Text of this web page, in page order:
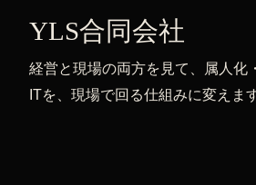
YLS合同会社
経営と現場の両方を見て、属人化
ITを、現場で回る仕組みに変えま